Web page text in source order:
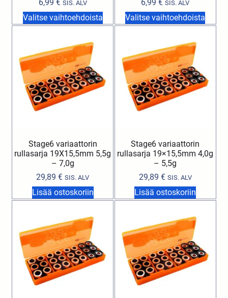
6,99 € SIS. ALV
Valitse vaihtoehdoista
6,99€ SIS. ALV
Valitse vaihtoehdoista
Stage6 variaattorin
rullasarja 19X15,5mm 5,5g
– 7,0g
29,89€ SIS. ALV
Lisää ostoskoriin
Stage6 variaattorin
rullasarja 19×15,5mm 4,0g
– 5,5g
29,89 € SIS. ALV
Lisää ostoskoriin